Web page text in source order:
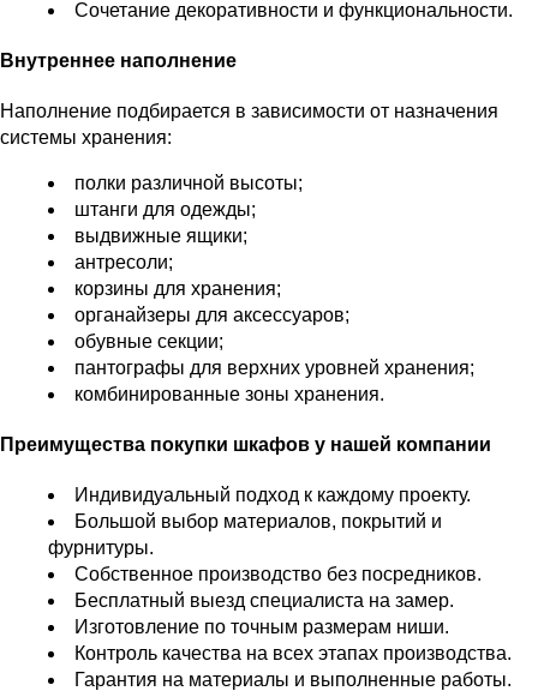
Сочетание декоративности и функциональности.
Внутреннее наполнение
Наполнение подбирается в зависимости от назначения
системы хранения:
полки различной высоты;
штанги для одежды;
выдвижные ящики;
антресоли;
корзины для хранения;
органайзеры для аксессуаров;
обувные секции;
пантографы для верхних уровней хранения;
комбинированные зоны хранения.
Преимущества покупки шкафов у нашей компании
Индивидуальный подход к каждому проекту.
Большой выбор материалов, покрытий и
фурнитуры.
Собственное производство без посредников.
Бесплатный выезд специалиста на замер.
Изготовление по точным размерам ниши.
Контроль качества на всех этапах производства.
Гарантия на материалы и выполненные работы.